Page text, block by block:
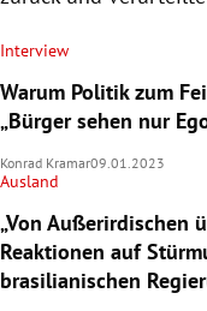
Interview
Warum Politik zum
„Bürger sehen nur
Konrad Kramar09.01.2023
Ausland
„Von Außerirdischen
Reaktionen auf
brasilianischen